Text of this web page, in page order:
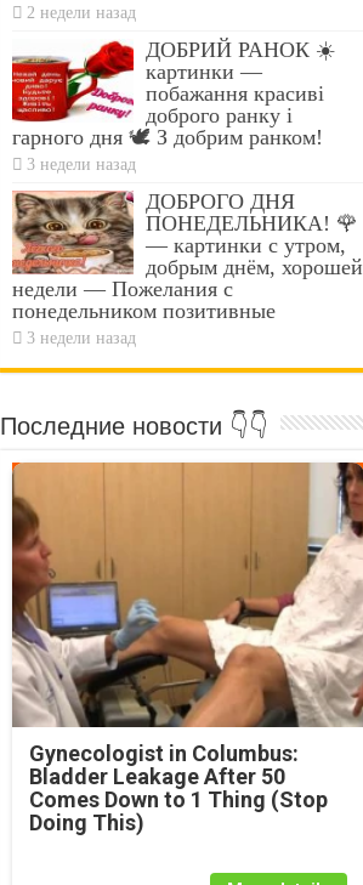
2 недели назад
ДОБРИЙ РАНОК ☀️
картинки —
побажання красиві
доброго ранку і
гарного дня 🕊️ З добрим ранком!
3 недели назад
ДОБРОГО ДНЯ
ПОНЕДЕЛЬНИКА! 🌹
— картинки с утром,
добрым днём, хорошей
недели — Пожелания с
понедельником позитивные
3 недели назад
Последние новости 👇👇
Gynecologist in Columbus:
Bladder Leakage After 50
Comes Down to 1 Thing (Stop
Doing This)